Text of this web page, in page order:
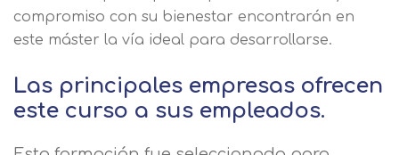
compromiso con su bienestar encontrarán en
este máster la vía ideal para desarrollarse.
Las principales empresas ofrecen
este curso a sus empleados.